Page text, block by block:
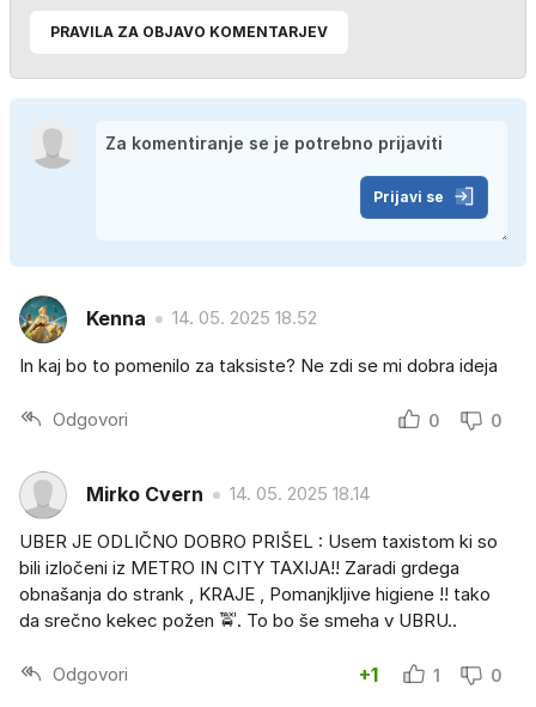
PRAVILA ZA OBJAVO KOMENTARJEV
Prijavi se
Kenna 14. 05. 2025 18.52
In kaj bo to pomenilo za taksiste? Ne zdi se mi dobra ideja
Odgovori 0 0
Mirko Cvern 14. 05. 2025 18.14
UBER JE ODLIČNO DOBRO PRIŠEL : Usem taxistom ki so
bili izločeni iz METRO IN CITY TAXIJA‼️ Zaradi grdega
obnašanja do strank , KRAJE , Pomanjkljive higiene ‼️ tako
da srečno kekec požen 🚖. To bo še smeha v UBRU..
Odgovori +1 1 0